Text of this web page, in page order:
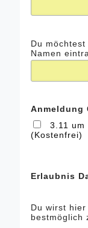
Du
Namen
Anmeldung
3.11 um
(Kostenfrei)
Erlaubnis
Du wirst
bestmöglich